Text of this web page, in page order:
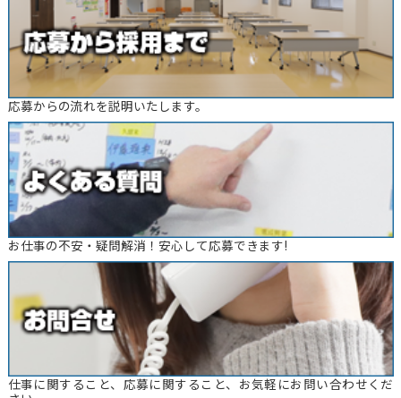
応募からの流れを説明いたします。
お仕事の不安・疑問解消！安心して応募できます!
仕事に関すること、応募に関すること、お気軽にお問い合わせくだ